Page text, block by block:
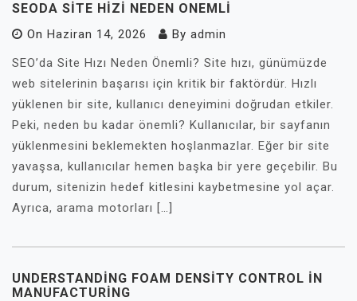
SEODA SITE HIZI NEDEN ONEMLI
On Haziran 14, 2026 By admin
SEO’da Site Hızı Neden Önemli? Site hızı, günümüzde
web sitelerinin başarısı için kritik bir faktördür. Hızlı
yüklenen bir site, kullanıcı deneyimini doğrudan etkiler.
Peki, neden bu kadar önemli? Kullanıcılar, bir sayfanın
yüklenmesini beklemekten hoşlanmazlar. Eğer bir site
yavaşsa, kullanıcılar hemen başka bir yere geçebilir. Bu
durum, sitenizin hedef kitlesini kaybetmesine yol açar.
Ayrıca, arama motorları […]
UNDERSTANDING FOAM DENSITY CONTROL İN
MANUFACTURING